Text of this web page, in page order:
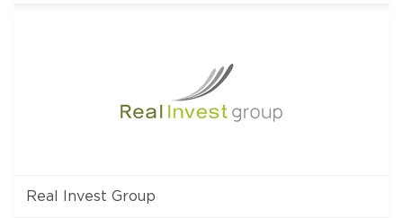
Real Invest Group